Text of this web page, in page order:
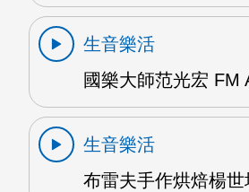
生音樂活
國樂大師范光宏 FM
生音樂活
布雷夫手作烘焙楊世